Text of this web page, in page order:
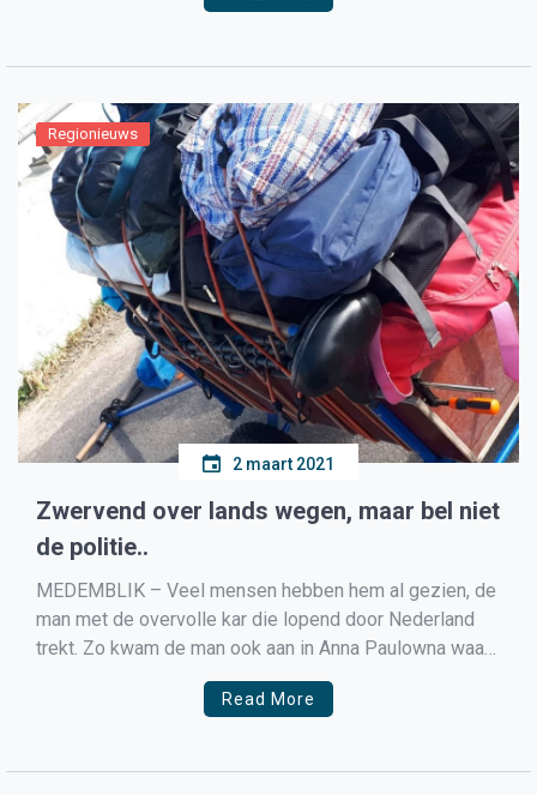
Regionieuws
2 maart 2021
Zwervend over lands wegen, maar bel niet
de politie..
MEDEMBLIK – Veel mensen hebben hem al gezien, de
man met de overvolle kar die lopend door Nederland
trekt. Zo kwam de man ook aan in Anna Paulowna waar
hij direct door veel inwoners opviel. Maar zegt de
wijkagent van Anna Paulowna, ‘geen zorgen er wordt op
Read More